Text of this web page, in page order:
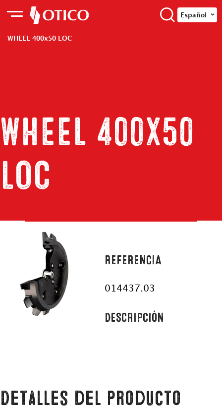
Español
WHEEL 400x50 LOC
WHEEL 400x50
LOC
REFERENCIA
014437.03
DESCRIPCIÓN
Detalles del producto